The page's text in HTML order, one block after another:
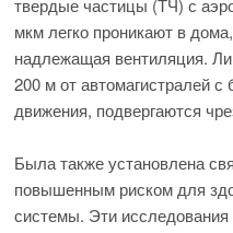
твердые частицы (ТЧ) с
мкм легко проникают в
надлежащая вентиляция.
200 м от автомагистралей
движения, подвергаются
Была также установлена
повышенным риском для
системы. Эти исследования